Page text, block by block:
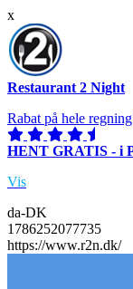
x
Restaurant 2 Night
Rabat på hele
HENT GRATIS - i
Vis
da-DK
1786252077735
https://www.r2n.dk/